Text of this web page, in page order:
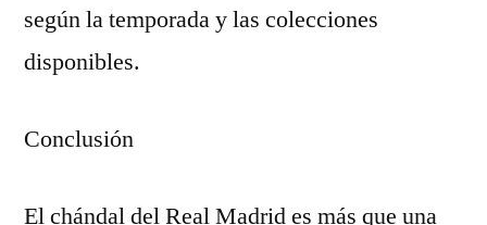
según la temporada y las colecciones
disponibles.
Conclusión
El chándal del Real Madrid es más que una